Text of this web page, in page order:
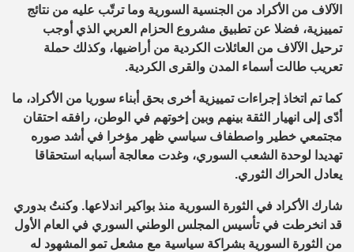
الآلاف من الأكراد من الجنسية السورية وما ترتّب عليه من نتائج
تمييزية، فضلا عن تطبيق مشروع الحزام العربي الذي أوجب
ترحيل الآلاف من العائلات الكردية من أراضيها، وكذلك حملة
تعريب طالت أسماء المدن والقرى الكردية.
كما تم اتخاذ إجراءات تمييزية أخرى بحق أبناء سوريا من الأكراد، ما
أدّى إلى انهيار الثقة بينهم وبين إخوتهم في الوطن، رافقه احتقان
مجتمعي خطير واصطفاف سياسي ظهر مؤخرا في أشد صوره
تهديدا لوحدة الشعب السوري، وغدت معالجة أسبابه استحقاقا
يعادل الحراك الثوري.
شارك الأكراد في الثورة السورية منذ بواكير اندلاعها. وكنتُ بدوري
قد انخرطت في تأسيس المجلس الوطني السوري في العام الأول
من الثورة السورية بشراكة سياسية مع مشعل تمو المشهود له